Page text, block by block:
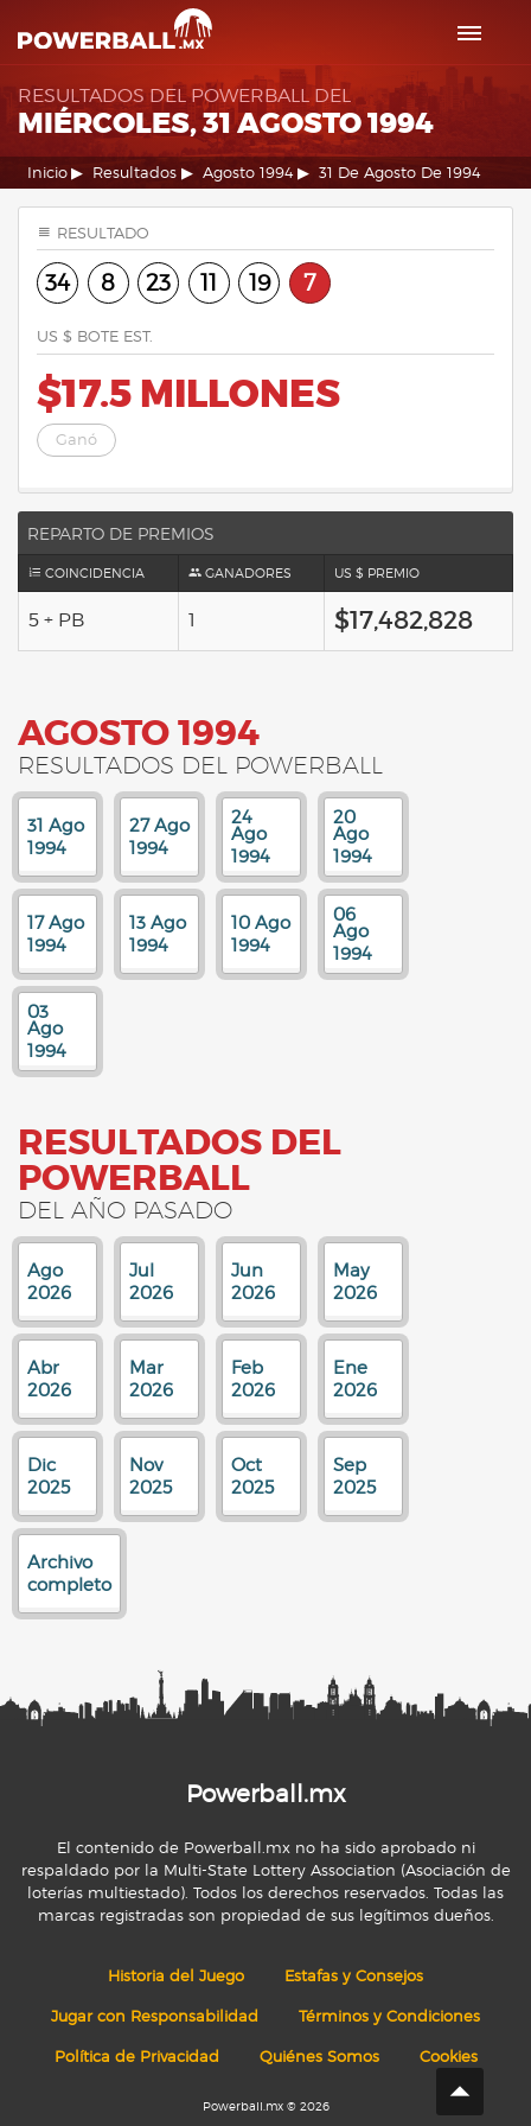
RESULTADOS DEL POWERBALL DEL
MIÉRCOLES, 31 AGOSTO 1994
Inicio Resultados Agosto 1994 31 De Agosto De 1994
RESULTADO
34 8 23 11 19 7
US $ BOTE EST.
$17.5 MILLONES
Ganó
REPARTO DE PREMIOS
COINCIDENCIA GANADORES US $ PREMIO
5 + PB 1 $17,482,828
AGOSTO 1994
RESULTADOS DEL POWERBALL
31 Ago
1994
27 Ago
1994
24
Ago
1994
20
Ago
1994
17 Ago
1994
13 Ago
1994
10 Ago
1994
06
Ago
1994
03
Ago
1994
RESULTADOS DEL
POWERBALL
DEL AÑO PASADO
Ago
2026
Jul
2026
Jun
2026
May
2026
Abr
2026
Mar
2026
Feb
2026
Ene
2026
Dic
2025
Nov
2025
Oct
2025
Sep
2025
Archivo
completo
Powerball.mx
El contenido de Powerball.mx no ha sido aprobado ni
respaldado por la Multi-State Lottery Association (Asociación de
loterías multiestado). Todos los derechos reservados. Todas las
marcas registradas son propiedad de sus legítimos dueños.
Historia del Juego Estafas y Consejos
Jugar con Responsabilidad Términos y Condiciones
Política de Privacidad Quiénes Somos Cookies
Powerball.mx © 2026